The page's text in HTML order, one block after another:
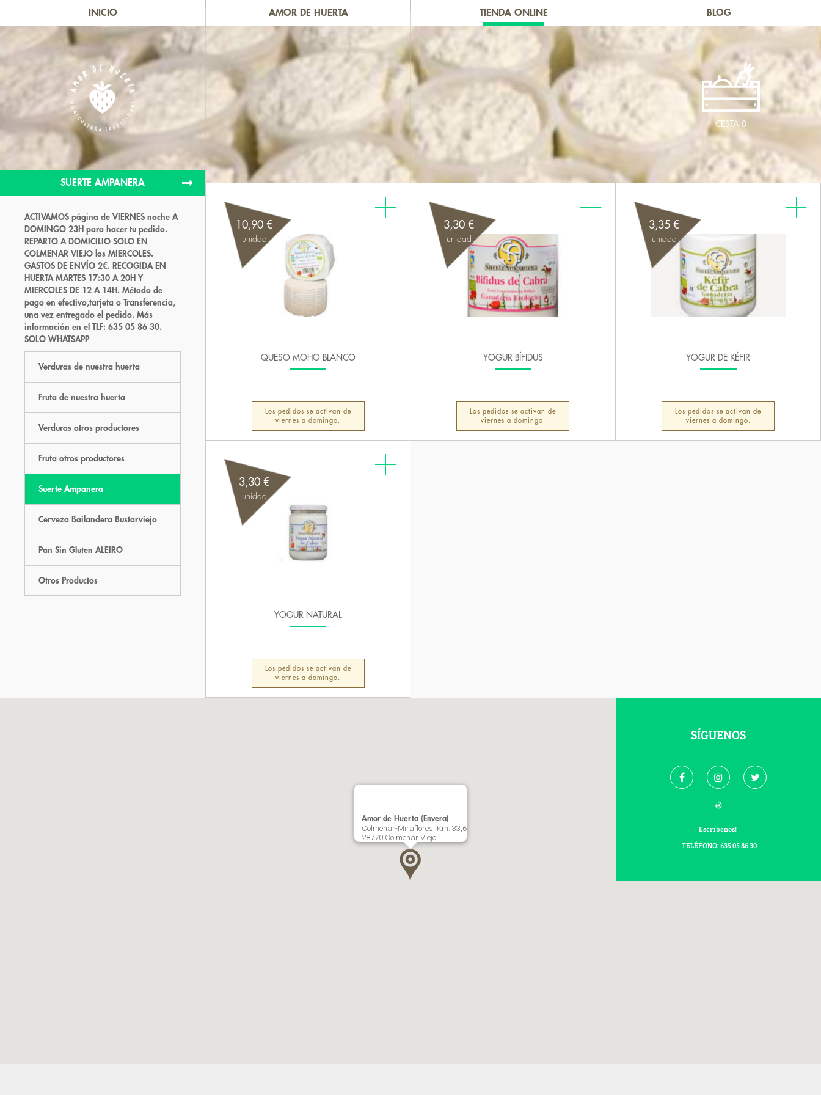
INICIO AMOR DE HUERTA TIENDA ONLINE BLOG
CESTA 0
SUERTE AMPANERA
ACTIVAMOS página de VIERNES noche A
DOMINGO 23H para hacer tu pedido.
REPARTO A DOMICILIO SOLO EN
COLMENAR VIEJO los MIERCOLES.
GASTOS DE ENVÍO 2€. RECOGIDA EN
HUERTA MARTES 17:30 A 20H Y
MIERCOLES DE 12 A 14H. Método de
pago en efectivo,tarjeta o Transferencia,
una vez entregado el pedido. Más
información en el TLF: 635 05 86 30.
SOLO WHATSAPP
Verduras de nuestra huerta
Fruta de nuestra huerta
Verduras otros productores
Fruta otros productores
Suerte Ampanera
Cerveza Bailandera Bustarviejo
Pan Sin Gluten ALEIRO
Otros Productos
QUESO MOHO BLANCO
10,90 €
unidad
Los pedidos se activan de
viernes a domingo.
YOGUR BÍFIDUS
3,30 €
unidad
Los pedidos se activan de
viernes a domingo.
YOGUR DE KÉFIR
3,35 €
unidad
Los pedidos se activan de
viernes a domingo.
YOGUR NATURAL
3,30 €
unidad
Los pedidos se activan de
viernes a domingo.
SÍGUENOS
Escríbenos!
TELÉFONO: 635 05 86 30
Amor de Huerta (Envera)
Colmenar-Miraflores, Km. 33,6
28770 Colmenar Viejo